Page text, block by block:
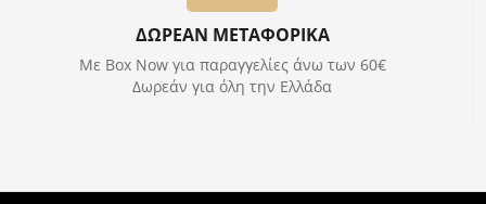
ΔΩΡΕΑΝ ΜΕΤΑΦΟΡΙΚΑ
Με Box Now για παραγγελίες άνω των 60€
Δωρεάν για όλη την Ελλάδα